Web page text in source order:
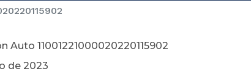
Auto 11001221000020220115902
de 2023